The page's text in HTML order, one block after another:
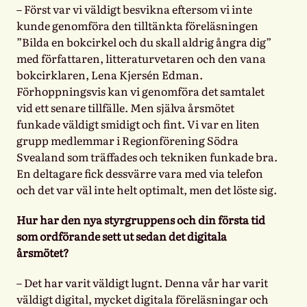
– Först var vi väldigt besvikna eftersom vi inte
kunde genomföra den tilltänkta föreläsningen
”Bilda en bokcirkel och du skall aldrig ångra dig”
med författaren, litteraturvetaren och den vana
bokcirklaren, Lena Kjersén Edman.
Förhoppningsvis kan vi genomföra det samtalet
vid ett senare tillfälle. Men själva årsmötet
funkade väldigt smidigt och fint. Vi var en liten
grupp medlemmar i Regionförening Södra
Svealand som träffades och tekniken funkade bra.
En deltagare fick dessvärre vara med via telefon
och det var väl inte helt optimalt, men det löste sig.
Hur har den nya styrgruppens och din första tid
som ordförande sett ut sedan det digitala
årsmötet?
– Det har varit väldigt lugnt. Denna vår har varit
väldigt digital, mycket digitala föreläsningar och